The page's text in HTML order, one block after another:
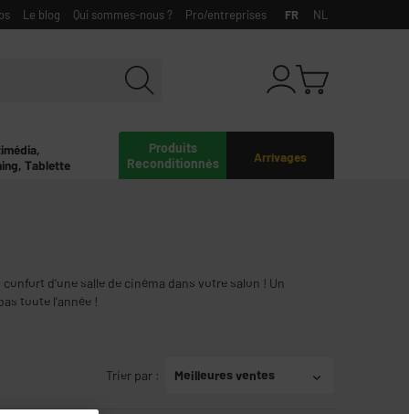
Le blog Qui sommes-nous ? Pro/entreprises FR NL
Arrivages
Produits
Reconditionnés
Tablette
d'une salle de cinéma dans votre salon ! Un
toute l’année !
Trier par : Meilleures ventes